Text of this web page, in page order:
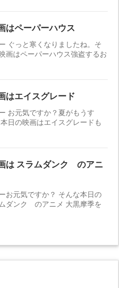
はペーパーハウス
ぐっと寒くなりましたね。そ
画はペーパーハウス強盗するお
はエイスグレード
お元気ですか？夏がもうす
日の映画はエイスグレードも
は スラムダンク のアニ
お元気ですか？ そんな本日の
ダンク のアニメ 大黒摩季を